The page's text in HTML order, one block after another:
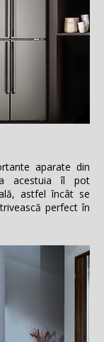
aparate din
acestuia îl pot
astfel încât se
perfect în